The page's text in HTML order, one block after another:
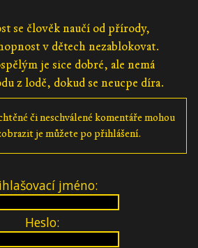
se člověk naučí od přírody,
v dětech nezablokovat.
je sice dobré, ale nemá
z lodě, dokud se neucpe díra.
či neschválené komentáře mohou
je můžete po přihlášení.
jméno:
Heslo: